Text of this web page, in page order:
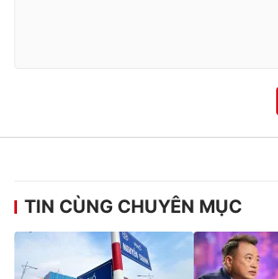
TIN CÙNG CHUYÊN MỤC